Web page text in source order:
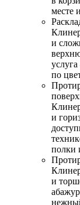
месте
и
по
и
полки
и